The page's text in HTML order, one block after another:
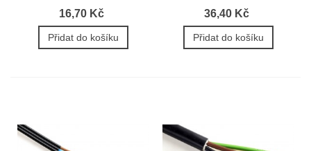
16,70 Kč
Přidat do košíku
36,40 Kč
Přidat do košíku